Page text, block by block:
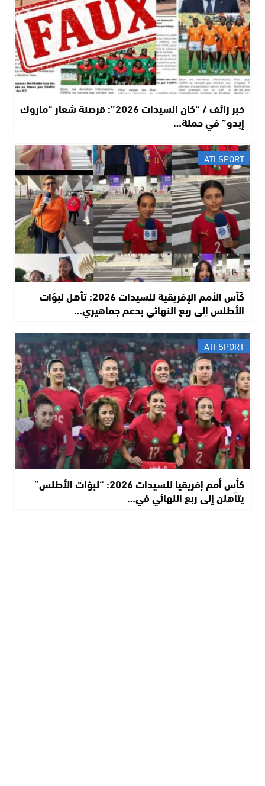
خبر زائف / “كان السيدات 2026”: قرصنة شعار “ماروك
إبدو” في حملة…
ATI SPORT
كَأس الأمم الإفريقية للسيدات 2026: تأهل لبؤات
الأطلس إلى ربع النهائي بدعم جماهيري…
ATI SPORT
كأس أمم إفريقيا للسيدات 2026: “لبؤات الأطلس”
يتأهلن إلى ربع النهائي في…